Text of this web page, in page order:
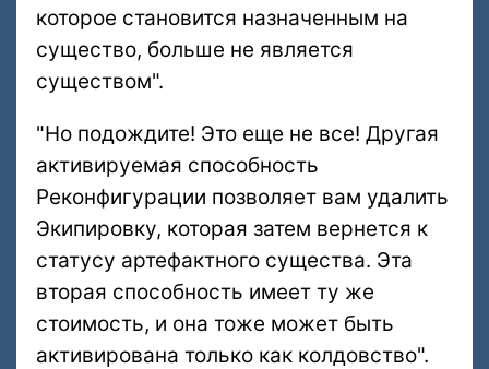
которое становится назначенным на
существо, больше не является
существом".
"Но подождите! Это еще не все! Другая
активируемая способность
Реконфигурации позволяет вам удалить
Экипировку, которая затем вернется к
статусу артефактного существа. Эта
вторая способность имеет ту же
стоимость, и она тоже может быть
активирована только как колдовство".